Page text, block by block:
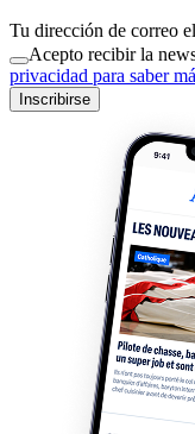
Tu dirección de correo
Acepto recibir la
privacidad para saber
Inscribirse